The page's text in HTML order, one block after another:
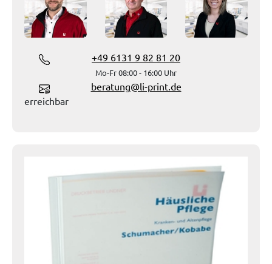
+49 6131 9 82 81 20
Mo-Fr 08:00 - 16:00 Uhr
beratung@li-print.de
erreichbar